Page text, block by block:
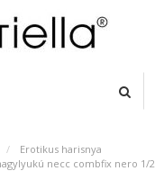
Erotikus harisnya
necc combfix nero 1/2